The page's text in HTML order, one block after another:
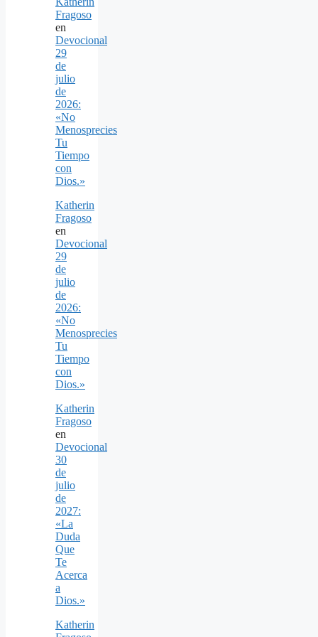
Fragoso
en
Devocional
29
de
julio
de
2026:
«No
Menosprecies
Tu
Tiempo
con
Dios.»
Katherin
Fragoso
en
Devocional
29
de
julio
de
2026:
«No
Menosprecies
Tu
Tiempo
con
Dios.»
Katherin
Fragoso
en
Devocional
30
de
julio
de
2027:
«La
Duda
Que
Te
Acerca
a
Dios.»
Katherin